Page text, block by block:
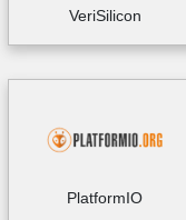
VeriSilicon
PlatformIO